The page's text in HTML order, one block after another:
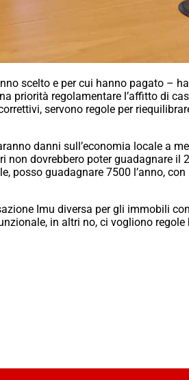
scelto e per cui hanno pagato –
priorità regolamentare l’affitto di
servono regole per
danni sull’economia locale a
dovrebbero poter guadagnare
posso guadagnare 7500 l’anno,
Imu diversa per gli immobili
in altri no, ci vogliono regole